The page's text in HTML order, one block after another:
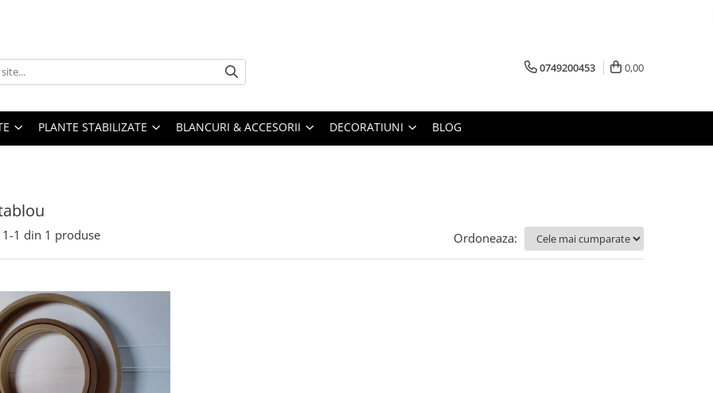
0749200453 0,00
PLANTE STABILIZATE BLANCURI & ACCESORII DECORATIUNI BLOG
1-1 din 1 produse Ordoneaza: